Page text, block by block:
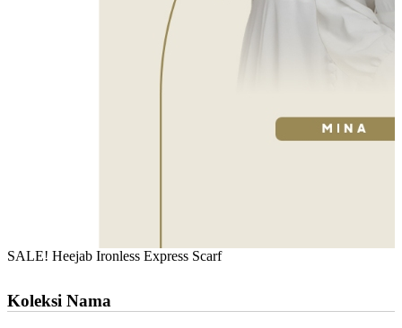
SALE! Heejab Ironless Express Scarf
Koleksi Nama